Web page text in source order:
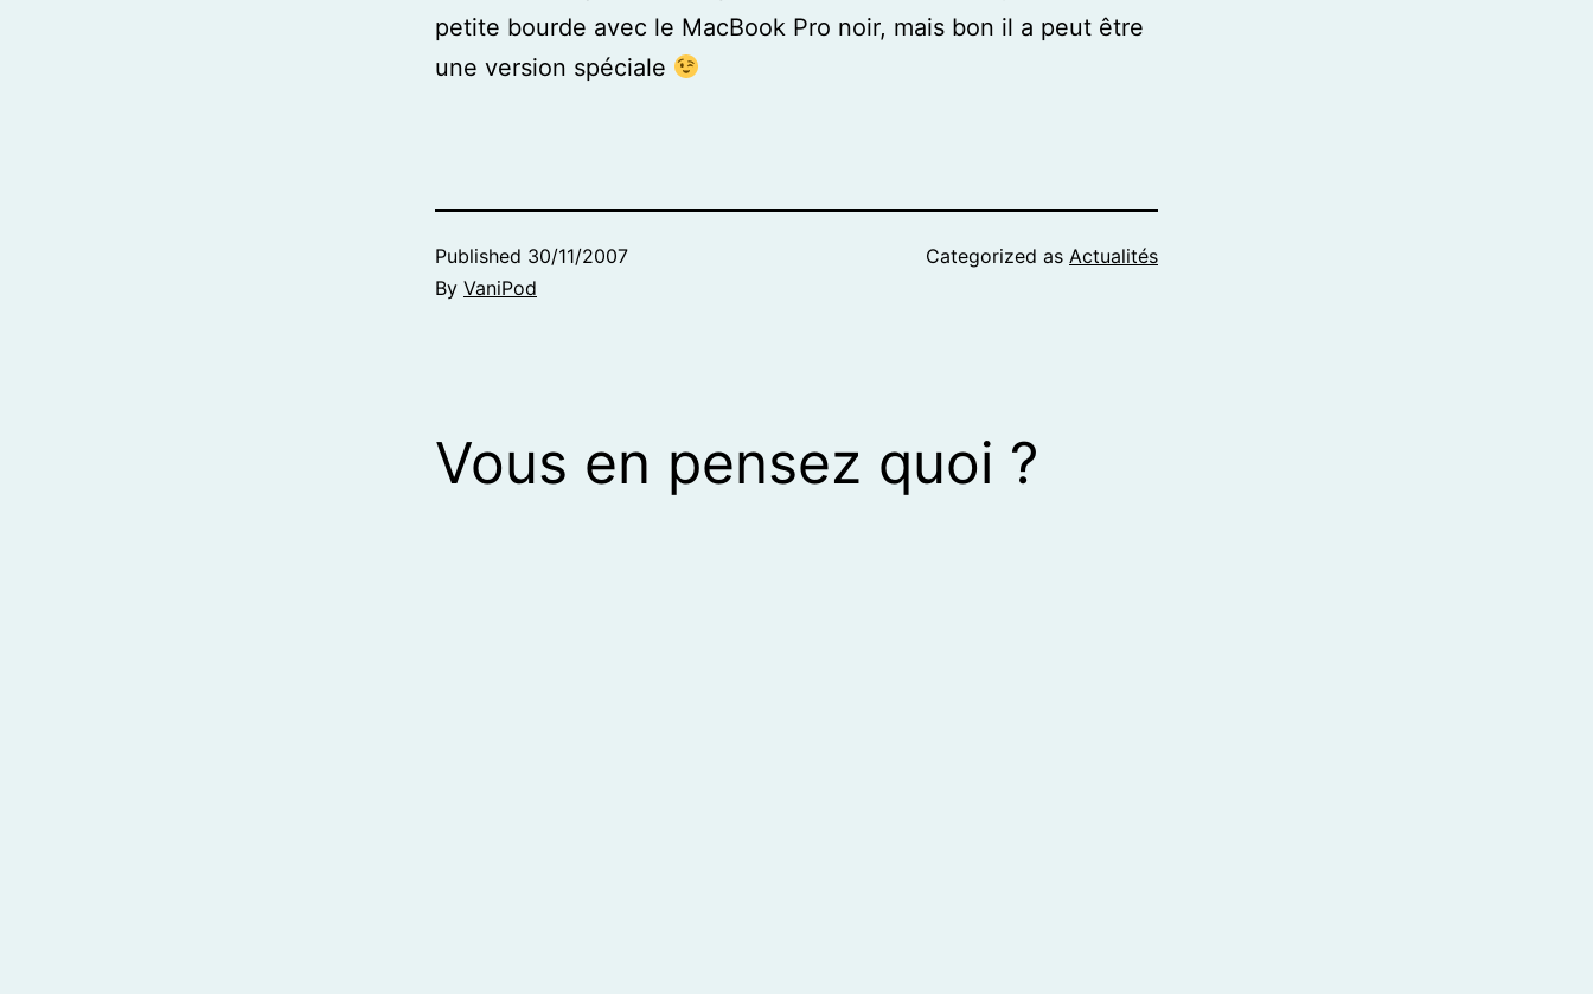
petite bourde avec le MacBook Pro noir, mais bon il a peut être
une version spéciale
Published 30/11/2007
By VaniPod
Categorized as Actualités
Vous en pensez quoi ?